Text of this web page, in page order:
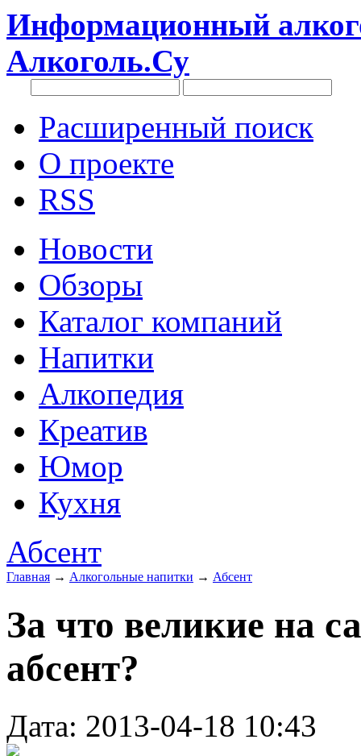
Информационный
Алкоголь.Су
Расширенный поиск
О проекте
RSS
Новости
Обзоры
Каталог компаний
Напитки
Алкопедия
Креатив
Юмор
Кухня
Абсент
Главная → Алкогольные напитки → Абсент
За что великие на
абсент?
Дата: 2013-04-18 10:43